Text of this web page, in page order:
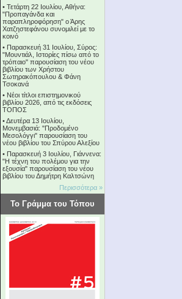
• Τετάρτη 22 Ιουλίου, Αθήνα:
"Προπαγάνδα και
παραπληροφόρηση" ο Άρης
Χατζηστεφάνου συνομιλεί με το
κοινό
• Παρασκευή 31 Ιουλίου, Σύρος:
"Μουντιάλ, Ιστορίες πίσω από το
τρόπαιο" παρουσίαση του νέου
βιβλίου των Χρήστου
Σωτηρακόπουλου & Φάνη
Τσοκανά
• Νέοι τίτλοι επιστημονικού
βιβλίου 2026, από τις εκδόσεις
ΤΟΠΟΣ
•Δευτέρα 13 Ιουλίου,
Μονεμβασιά: "Προδομένο
Μεσολόγγι" παρουσίαση του
νέου βιβλίου του Σπύρου Αλεξίου
• Παρασκευή 3 Ιουλίου, Γιάννενα:
"Η τέχνη του πολέμου για την
εξουσία" παρουσίαση του νέου
βιβλίου του Δημήτρη Καλτσώνη
Περισσότερα »
Το Γράμμα του Τόπου